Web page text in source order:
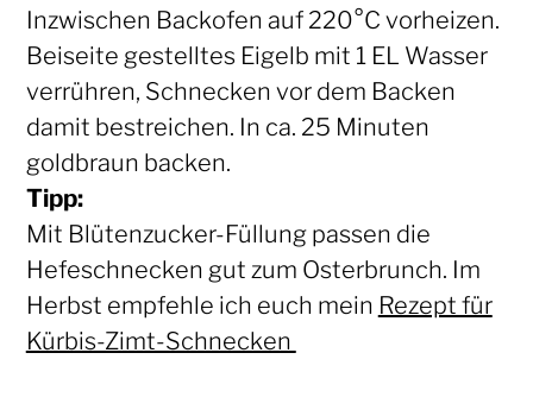
Inzwischen Backofen auf 220°C vorheizen.
Beiseite gestelltes Eigelb mit 1 EL Wasser
verrühren, Schnecken vor dem Backen
damit bestreichen. In ca. 25 Minuten
goldbraun backen.
Tipp:
Mit Blütenzucker-Füllung passen die
Hefeschnecken gut zum Osterbrunch. Im
Herbst empfehle ich euch mein Rezept für
Kürbis-Zimt-Schnecken